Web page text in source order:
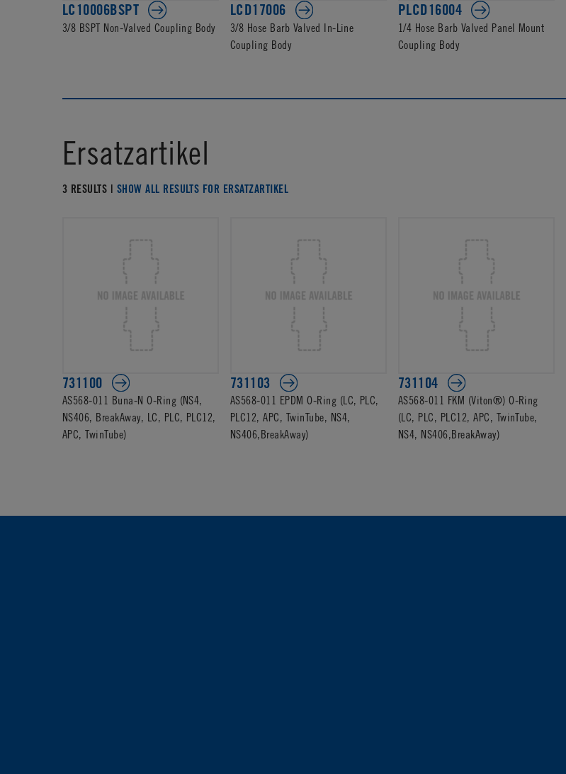
LC10006BSPT
3/8 BSPT Non-Valved Coupling Body
LCD17006
3/8 Hose Barb Valved In-Line
Coupling Body
PLCD16004
1/4 Hose Barb Valved Panel Mount
Coupling Body
Ersatzartikel
3 RESULTS | SHOW ALL RESULTS FOR ERSATZARTIKEL
731100
AS568-011 Buna-N O-Ring (NS4,
NS406, BreakAway, LC, PLC, PLC12,
APC, TwinTube)
731103
AS568-011 EPDM O-Ring (LC, PLC,
PLC12, APC, TwinTube, NS4,
NS406,BreakAway)
731104
AS568-011 FKM (Viton®) O-Ring
(LC, PLC, PLC12, APC, TwinTube,
NS4, NS406,BreakAway)